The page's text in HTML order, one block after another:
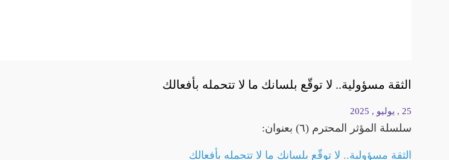
الثقة مسؤولية.. لا توقّع بلسانك ما لا تتحمله بأفعالك
25 , يوليو , 2025
سلسلة المؤثر المحترم (٦) بعنوان:
الثقة مسؤولية.. لا توقّع بلسانك ما لا تتحمله بأفعالك